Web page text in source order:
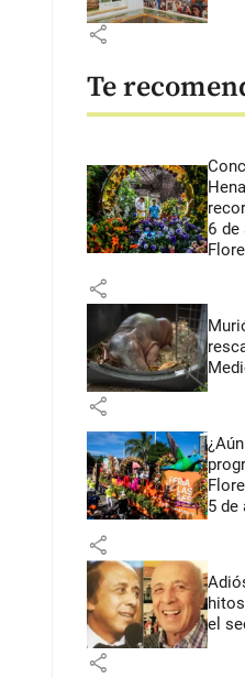
share
Te
6 de
share
share
5 de
share
el
share